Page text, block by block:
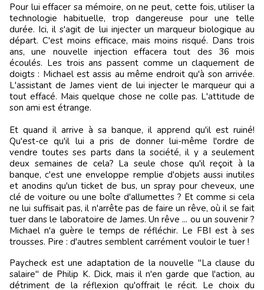
Pour lui effacer sa mémoire, on ne peut, cette fois, utiliser la
technologie habituelle, trop dangereuse pour une telle
durée. Ici, il s'agit de lui injecter un marqueur biologique au
départ. C'est moins efficace, mais moins risqué. Dans trois
ans, une nouvelle injection effacera tout des 36 mois
écoulés. Les trois ans passent comme un claquement de
doigts : Michael est assis au même endroit qu'à son arrivée.
L'assistant de James vient de lui injecter le marqueur qui a
tout effacé. Mais quelque chose ne colle pas. L'attitude de
son ami est étrange.
Et quand il arrive à sa banque, il apprend qu'il est ruiné!
Qu'est-ce qu'il lui a pris de donner lui-même l'ordre de
vendre toutes ses parts dans la société, il y a seulement
deux semaines de cela? La seule chose qu'il reçoit à la
banque, c'est une enveloppe remplie d'objets aussi inutiles
et anodins qu'un ticket de bus, un spray pour cheveux, une
clé de voiture ou une boîte d'allumettes ? Et comme si cela
ne lui suffisait pas, il n'arrête pas de faire un rêve, où il se fait
tuer dans le laboratoire de James. Un rêve ... ou un souvenir ?
Michael n'a guère le temps de réfléchir. Le FBI est à ses
trousses. Pire : d'autres semblent carrément vouloir le tuer !
Paycheck est une adaptation de la nouvelle "La clause du
salaire" de Philip K. Dick, mais il n'en garde que l'action, au
détriment de la réflexion qu'offrait le récit. Le choix du